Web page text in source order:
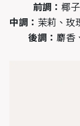
前調： 椰
中調： 茉莉、玫
後調： 麝香